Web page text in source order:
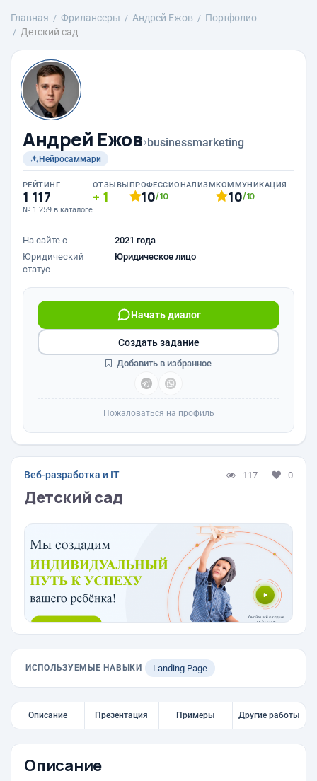
Главная Фрилансеры Андрей Ежов
Портфолио
Детский сад
Андрей Ежов›businessmarketing
Нейросаммари
РЕЙТИНГ
1 117
№ 1 259 в каталоге
ОТЗЫВЫ
1
ПРОФЕССИОНАЛИЗМ
10/10
КОММУНИКАЦИЯ
10/10
На сайте с
2021 года
Юридический
статус
Юридическое лицо
Начать диалог
Создать задание
Добавить в избранное
Пожаловаться на профиль
Веб-разработка и IT 117 0
Детский сад
ИСПОЛЬЗУЕМЫЕ НАВЫКИ Landing Page
Описание Презентация Примеры Другие работы
Описание